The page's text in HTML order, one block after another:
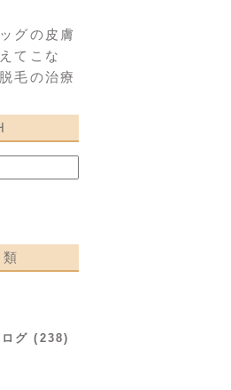
グの皮膚
てこな
毛の治療
ログ (238)